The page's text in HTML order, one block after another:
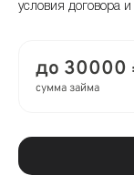
условия договора
до 30000
сумма займа